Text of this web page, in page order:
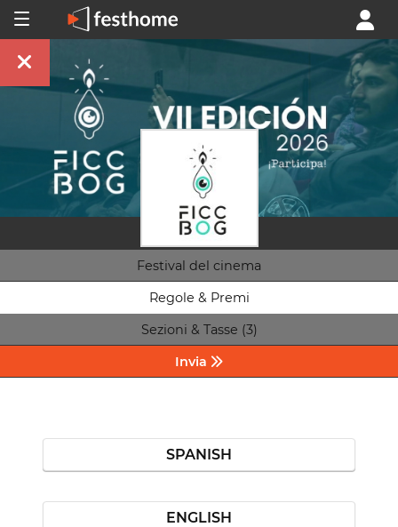
Festival del cinema
Regole & Premi
Sezioni & Tasse (3)
Invia
SPANISH
ENGLISH